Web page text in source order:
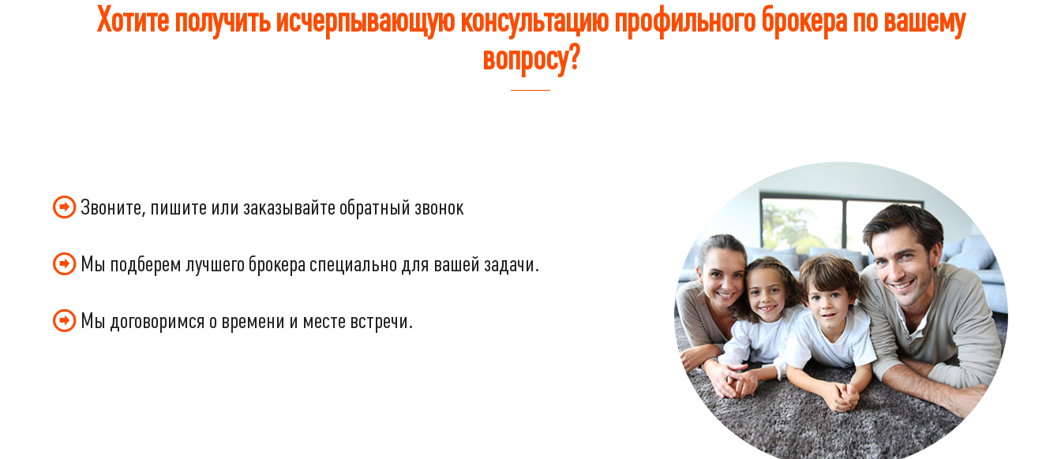
Хотите получить исчерпывающую консультацию профильного брокера по вашему
вопросу?
Звоните, пишите или заказывайте обратный звонок
Мы подберем лучшего брокера специально для вашей задачи.
Мы договоримся о времени и месте встречи.